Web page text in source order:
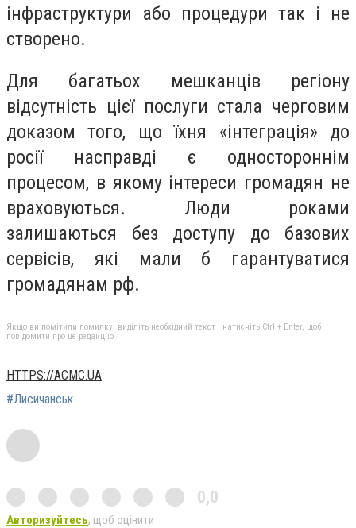
інфраструктури або процедури так і не
створено.
Для багатьох мешканців регіону
відсутність цієї послуги стала черговим
доказом того, що їхня «інтеграція» до
росії насправді є одностороннім
процесом, в якому інтереси громадян не
враховуються. Люди роками
залишаються без доступу до базових
сервісів, які мали б гарантуватися
громадянам рф.
Якщо ви помітили помилку, виділіть необхідний текст і натисніть Ctrl + Enter, щоб
повідомити про це редакцію
HTTPS://ACMC.UA
#Лисичанськ
0,0
Авторизуйтесь, щоб оцінити